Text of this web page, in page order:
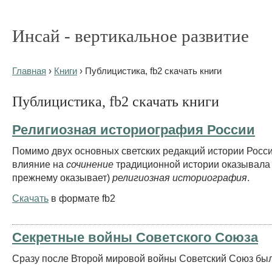
Инсай - вертикальное развитие
Главная › Книги › Публицистика, fb2 скачать книги
Публицистика, fb2 скачать книги
Религиозная историография России
Помимо двух основных светских редакций истории
влияние на сочинение традиционной истории
прежнему оказывает) религиозная историография
Скачать в формате fb2
Секретные войны Советского Союза
Сразу после Второй мировой войны Советский Союз